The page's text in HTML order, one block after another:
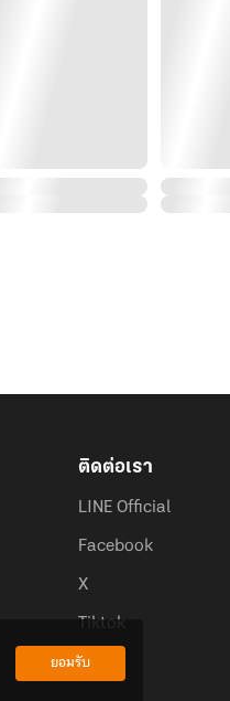
ติดต่อเรา
LINE Official
Facebook
X
Tiktok
ยอมรับ